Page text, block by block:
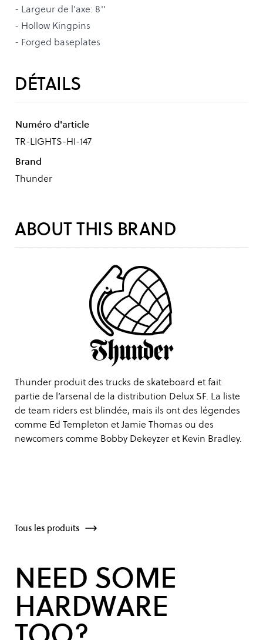
- Largeur de l'axe: 8''
- Hollow Kingpins
- Forged baseplates
DÉTAILS
Numéro d'article
TR-LIGHTS-HI-147
Brand
Thunder
ABOUT THIS BRAND
Thunder produit des trucks de skateboard et fait
partie de l’arsenal de la distribution Delux SF. La liste
de team riders est blindée, mais ils ont des légendes
comme Ed Templeton et Jamie Thomas ou des
newcomers comme Bobby Dekeyzer et Kevin Bradley.
Tous les produits
NEED SOME
HARDWARE